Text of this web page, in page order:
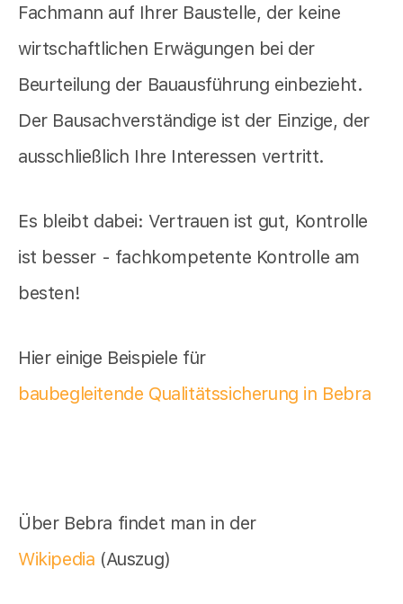
Fachmann auf Ihrer Baustelle, der keine
wirtschaftlichen Erwägungen bei der
Beurteilung der Bauausführung einbezieht.
Der Bausachverständige ist der Einzige, der
ausschließlich Ihre Interessen vertritt.
Es bleibt dabei: Vertrauen ist gut, Kontrolle
ist besser - fachkompetente Kontrolle am
besten!
Hier einige Beispiele für
baubegleitende Qualitätssicherung in Bebra
Über Bebra findet man in der
Wikipedia (Auszug)